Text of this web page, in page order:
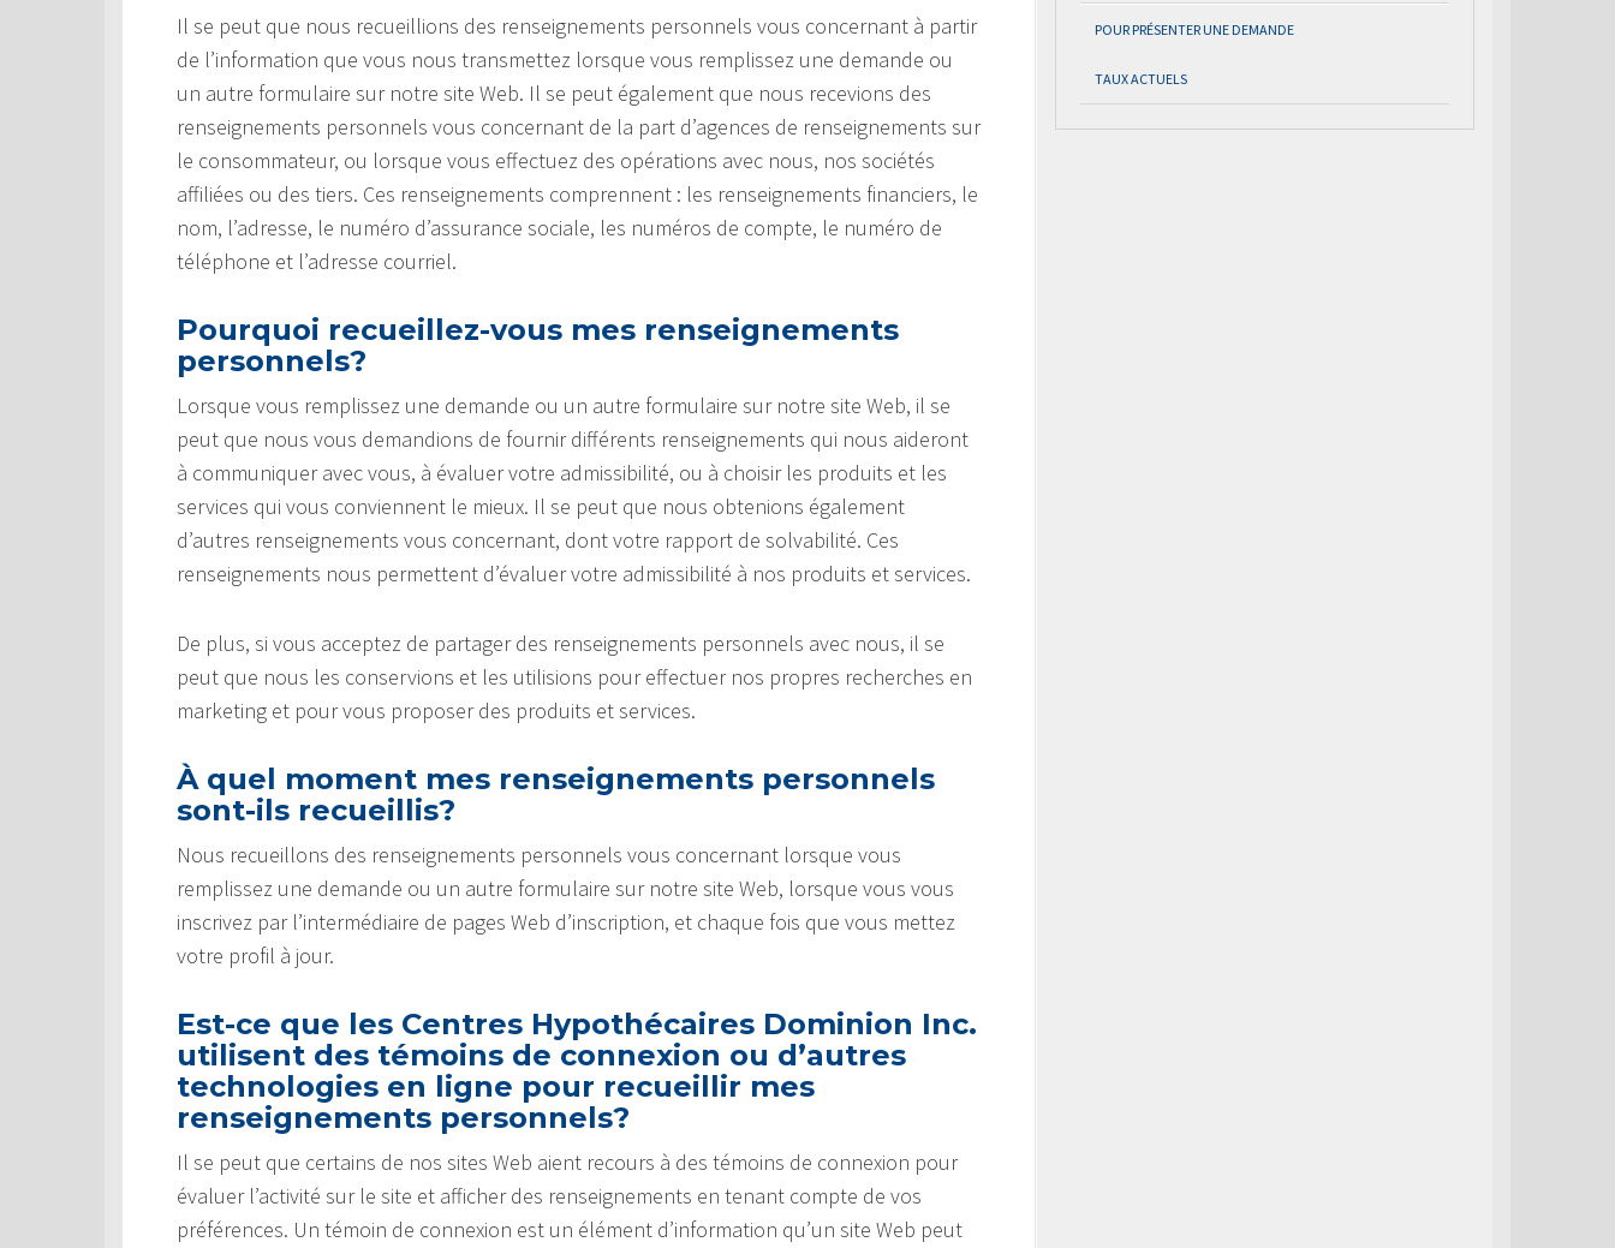
Il se peut que nous recueillions des renseignements personnels vous concernant à partir
de l’information que vous nous transmettez lorsque vous remplissez une demande ou
un autre formulaire sur notre site Web. Il se peut également que nous recevions des
renseignements personnels vous concernant de la part d’agences de renseignements sur
le consommateur, ou lorsque vous effectuez des opérations avec nous, nos sociétés
affiliées ou des tiers. Ces renseignements comprennent : les renseignements financiers, le
nom, l’adresse, le numéro d’assurance sociale, les numéros de compte, le numéro de
téléphone et l’adresse courriel.
Pourquoi recueillez-vous mes renseignements
personnels?
Lorsque vous remplissez une demande ou un autre formulaire sur notre site Web, il se
peut que nous vous demandions de fournir différents renseignements qui nous aideront
à communiquer avec vous, à évaluer votre admissibilité, ou à choisir les produits et les
services qui vous conviennent le mieux. Il se peut que nous obtenions également
d’autres renseignements vous concernant, dont votre rapport de solvabilité. Ces
renseignements nous permettent d’évaluer votre admissibilité à nos produits et services.
De plus, si vous acceptez de partager des renseignements personnels avec nous, il se
peut que nous les conservions et les utilisions pour effectuer nos propres recherches en
marketing et pour vous proposer des produits et services.
À quel moment mes renseignements personnels
sont-ils recueillis?
Nous recueillons des renseignements personnels vous concernant lorsque vous
remplissez une demande ou un autre formulaire sur notre site Web, lorsque vous vous
inscrivez par l’intermédiaire de pages Web d’inscription, et chaque fois que vous mettez
votre profil à jour.
Est-ce que les Centres Hypothécaires Dominion Inc.
utilisent des témoins de connexion ou d’autres
technologies en ligne pour recueillir mes
renseignements personnels?
Il se peut que certains de nos sites Web aient recours à des témoins de connexion pour
évaluer l’activité sur le site et afficher des renseignements en tenant compte de vos
préférences. Un témoin de connexion est un élément d’information qu’un site Web peut
POUR PRÉSENTER UNE DEMANDE
TAUX ACTUELS